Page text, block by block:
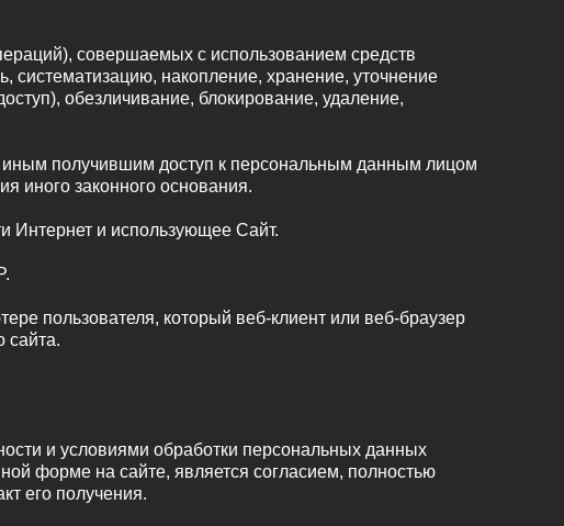
совершаемых с использованием средств
систематизацию, накопление, хранение, уточнение
обезличивание, блокирование, удаление,
получившим доступ к персональным данным лицом
иного законного основания.
Интернет и использующее Сайт.
пользователя, который веб-клиент или веб-браузер
сайта.
и условиями обработки персональных данных
форме на сайте, является согласием, полностью
его получения.